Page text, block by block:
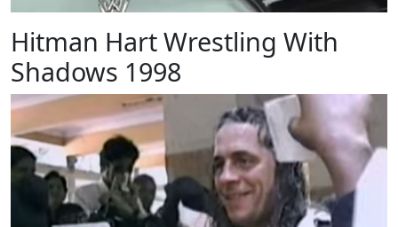
Hitman Hart Wrestling With
Shadows 1998